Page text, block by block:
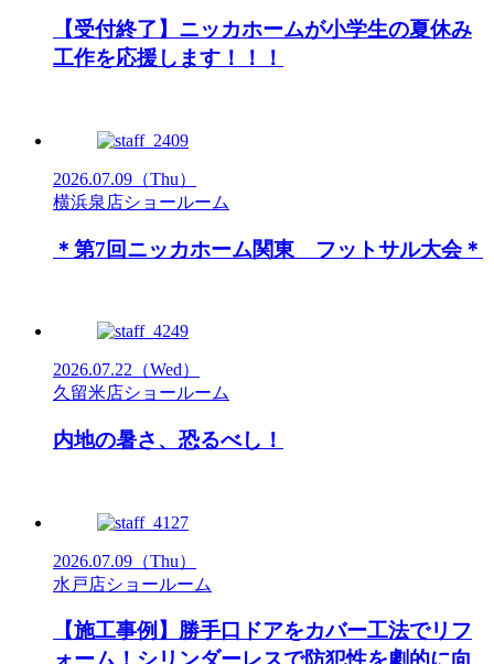
【受付終了】ニッカホームが小学生の夏休み
工作を応援します！！！
2026.07.09 （Thu）
横浜泉店ショールーム
＊第7回ニッカホーム関東 フットサル大会＊
2026.07.22 （Wed）
久留米店ショールーム
内地の暑さ、恐るべし！
2026.07.09 （Thu）
水戸店ショールーム
【施工事例】勝手口ドアをカバー工法でリフ